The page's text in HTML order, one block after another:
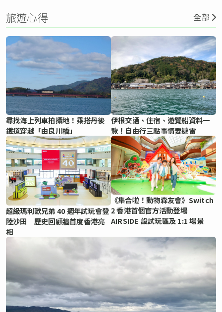
旅遊心得 全部
尋找海上列車拍攝地！乘搭丹後
鐵道穿越「由良川橋」
伊根交通、住宿、遊覽船資料一
覽！自由行三點事情要避雷
超級瑪利歐兄弟 40 週年試玩會登
陸沙田 歷史回顧牆首度香港亮
相
《集合啦！動物森友會》Switch
2 香港首個官方活動登場
AIRSIDE 設試玩區及 1:1 場景